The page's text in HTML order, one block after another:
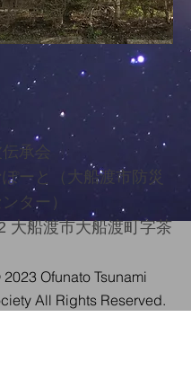
承会
ーと（大船渡市防災
ター）
大船渡市大船渡町字茶
Ofunato Tsunami
All Rights Reserved.